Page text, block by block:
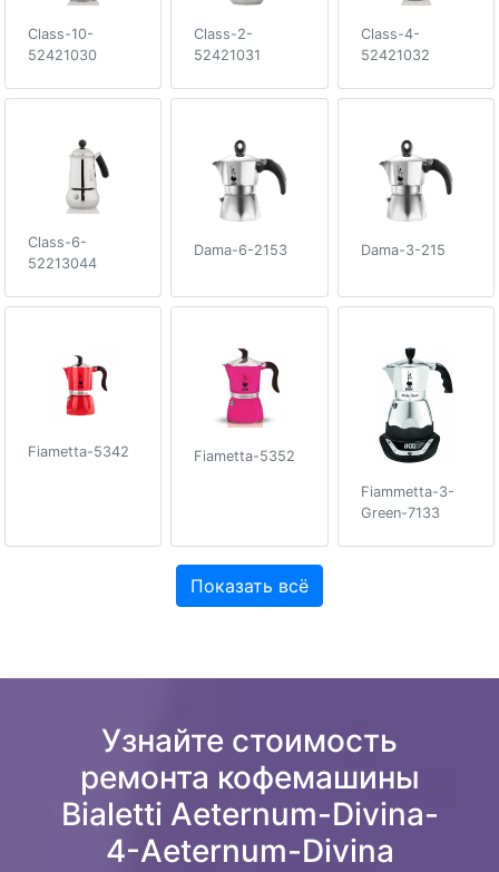
Class-10-
52421030
Class-2-
52421031
Class-4-
52421032
Class-6-
52213044
Dama-6-2153 Dama-3-215
Fiametta-5342 Fiametta-5352
Fiammetta-3-
Green-7133
Показать всё
Узнайте стоимость
ремонта кофемашины
Bialetti Aeternum-Divina-
4-Aeternum-Divina